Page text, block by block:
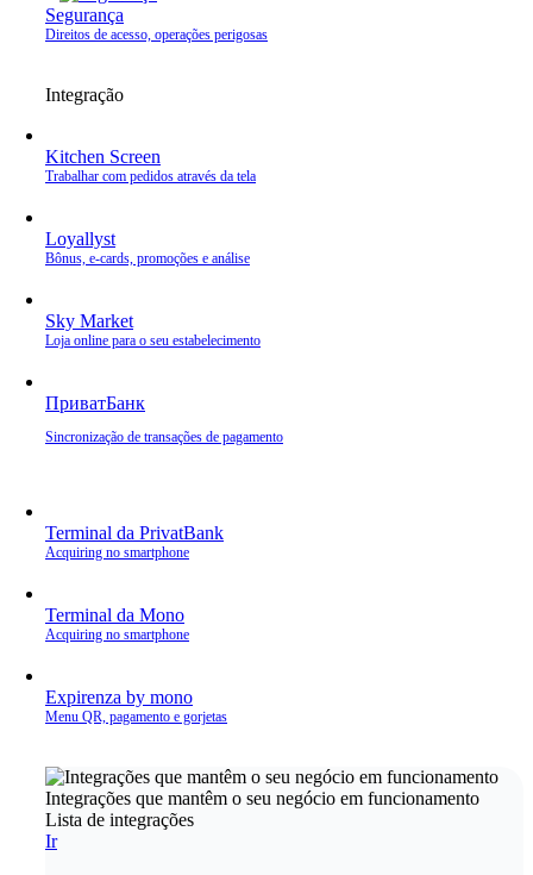
Segurança
Direitos de acesso, operações perigosas
Integração
Kitchen Screen
Trabalhar com pedidos através da tela
Loyallyst
Bônus, e‑cards, promoções e análise
Sky Market
Loja online para o seu estabelecimento
ПриватБанк
Sincronização de transações de pagamento
Terminal da PrivatBank
Acquiring no smartphone
Terminal da Mono
Acquiring no smartphone
Expirenza by mono
Menu QR, pagamento e gorjetas
Integrações que mantêm o seu negócio em funcionamento
Lista de integrações
Ir